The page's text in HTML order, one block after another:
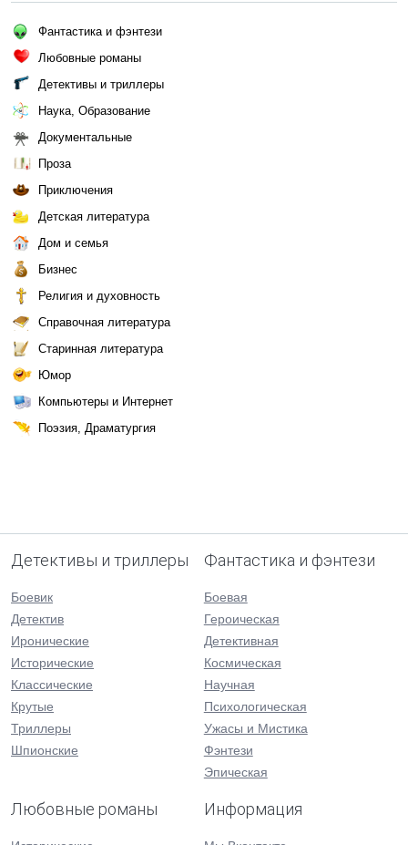
Фантастика и фэнтези
Любовные романы
Детективы и триллеры
Наука, Образование
Документальные
Проза
Приключения
Детская литература
Дом и семья
Бизнес
Религия и духовность
Справочная литература
Старинная литература
Юмор
Компьютеры и Интернет
Поэзия, Драматургия
Детективы и триллеры
Боевик
Детектив
Иронические
Исторические
Классические
Крутые
Триллеры
Шпионские
Фантастика и фэнтези
Боевая
Героическая
Детективная
Космическая
Научная
Психологическая
Ужасы и Мистика
Фэнтези
Эпическая
Любовные романы Информация